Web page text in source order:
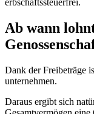
Ab wann
Dank der Freibeträge
unternehmen.
Daraus ergibt sich